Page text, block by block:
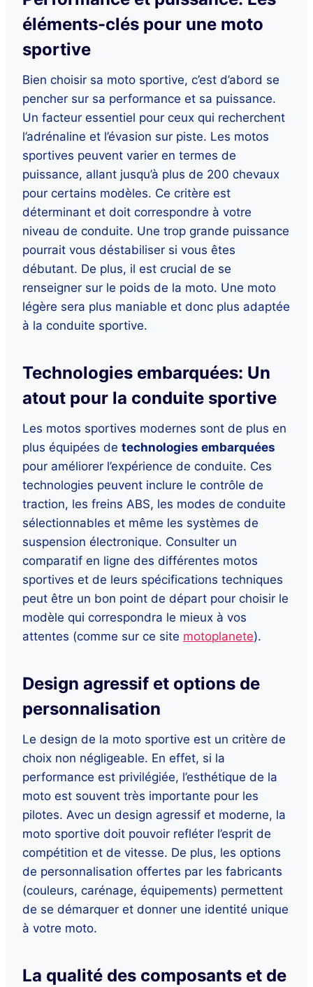
éléments-clés pour une moto
sportive
Bien choisir sa moto sportive, c’est d’abord se
pencher sur sa performance et sa puissance.
Un facteur essentiel pour ceux qui recherchent
l’adrénaline et l’évasion sur piste. Les motos
sportives peuvent varier en termes de
puissance, allant jusqu’à plus de 200 chevaux
pour certains modèles. Ce critère est
déterminant et doit correspondre à votre
niveau de conduite. Une trop grande puissance
pourrait vous déstabiliser si vous êtes
débutant. De plus, il est crucial de se
renseigner sur le poids de la moto. Une moto
légère sera plus maniable et donc plus adaptée
à la conduite sportive.
Technologies embarquées: Un
atout pour la conduite sportive
Les motos sportives modernes sont de plus en
plus équipées de technologies embarquées
pour améliorer l’expérience de conduite. Ces
technologies peuvent inclure le contrôle de
traction, les freins ABS, les modes de conduite
sélectionnables et même les systèmes de
suspension électronique. Consulter un
comparatif en ligne des différentes motos
sportives et de leurs spécifications techniques
peut être un bon point de départ pour choisir le
modèle qui correspondra le mieux à vos
attentes (comme sur ce site motoplanete).
Design agressif et options de
personnalisation
Le design de la moto sportive est un critère de
choix non négligeable. En effet, si la
performance est privilégiée, l’esthétique de la
moto est souvent très importante pour les
pilotes. Avec un design agressif et moderne, la
moto sportive doit pouvoir refléter l’esprit de
compétition et de vitesse. De plus, les options
de personnalisation offertes par les fabricants
(couleurs, carénage, équipements) permettent
de se démarquer et donner une identité unique
à votre moto.
La qualité des composants et de